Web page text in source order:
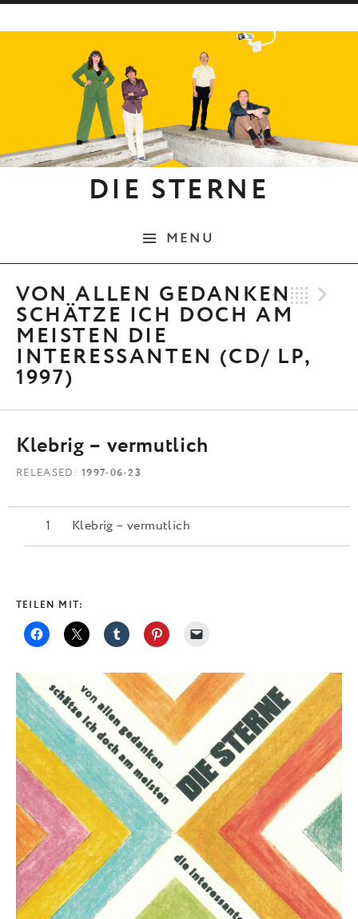
DIE STERNE
MENU
VON ALLEN GEDANKEN
SCHÄTZE ICH DOCH AM
MEISTEN DIE
INTERESSANTEN (CD/ LP,
1997)
Klebrig – vermutlich
RELEASED 1997-06-23
Klebrig – vermutlich
TEILEN MIT: